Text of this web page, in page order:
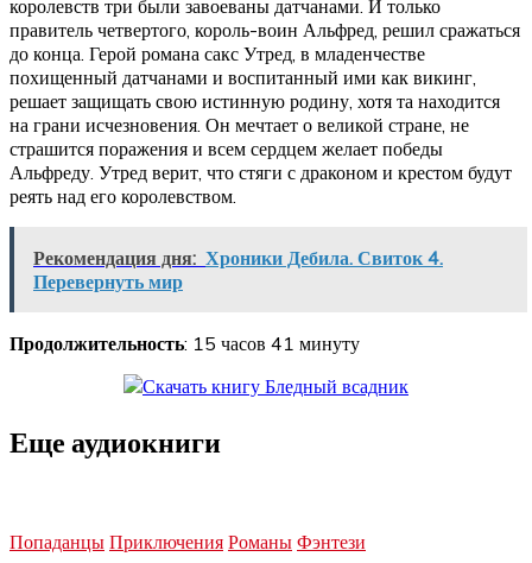
королевств три были завоеваны датчанами. И только
правитель четвертого, король-воин Альфред, решил сражаться
до конца. Герой романа сакс Утред, в младенчестве
похищенный датчанами и воспитанный ими как викинг,
решает защищать свою истинную родину, хотя та находится
на грани исчезновения. Он мечтает о великой стране, не
страшится поражения и всем сердцем желает победы
Альфреду. Утред верит, что стяги с драконом и крестом будут
реять над его королевством.
Рекомендация дня: Хроники Дебила. Свиток 4.
Перевернуть мир
Продолжительность: 15 часов 41 минуту
Еще аудиокниги
Попаданцы Приключения Романы Фэнтези